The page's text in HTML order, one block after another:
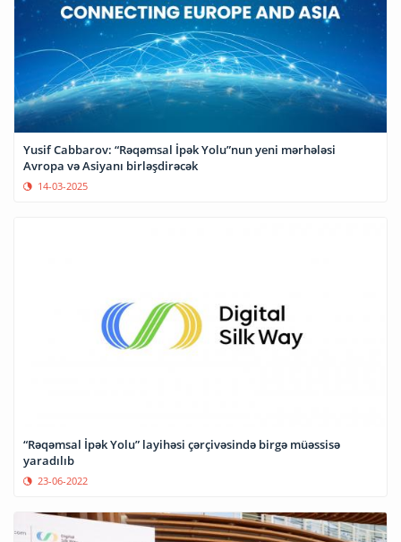
Yusif Cabbarov: “Rəqəmsal İpək Yolu”nun yeni mərhələsi
Avropa və Asiyanı birləşdirəcək
14-03-2025
“Rəqəmsal İpək Yolu” layihəsi çərçivəsində birgə müəssisə
23-06-2022